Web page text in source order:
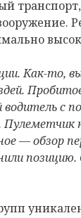
Как-то,
водитель с
— обзор
позицию.